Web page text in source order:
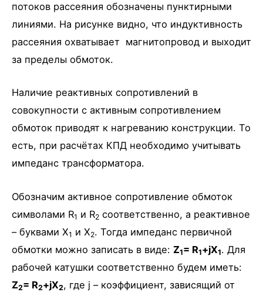
потоков рассеяния обозначены пунктирными
линиями. На рисунке видно, что индуктивность
рассеяния охватывает магнитопровод и выходит
за пределы обмоток.
Наличие реактивных сопротивлений в
совокупности с активным сопротивлением
обмоток приводят к нагреванию конструкции. То
есть, при расчётах КПД необходимо учитывать
импеданс трансформатора.
Обозначим активное сопротивление обмоток
символами R1 и R2 соответственно, а реактивное
– буквами X1 и X2. Тогда импеданс первичной
обмотки можно записать в виде: Z1= R1+jX1. Для
рабочей катушки соответственно будем иметь:
Z2= R2+jX2, где j – коэффициент, зависящий от